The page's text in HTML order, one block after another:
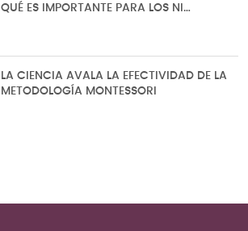
QUÉ ES IMPORTANTE PARA LOS NI…
LA CIENCIA AVALA LA EFECTIVIDAD DE LA
METODOLOGÍA MONTESSORI